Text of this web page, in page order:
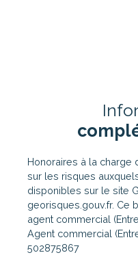
Honoraires à la charge
sur les risques
disponibles sur le site
georisques.gouv.fr. Ce
agent commercial
Agent commercial
502875867